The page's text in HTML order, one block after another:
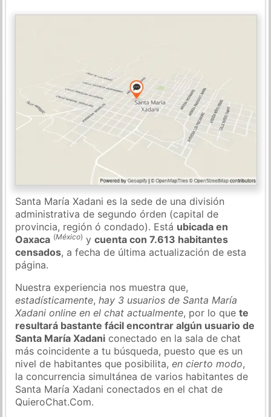
Santa María Xadani es la sede de una división
administrativa de segundo órden (capital de
provincia, región ó condado). Está ubicada en
Oaxaca (México) ycuenta con 7.613 habitantes
censados, a fecha de última actualización de esta
página.
Nuestra experiencia nos muestra que,
estadísticamente,hay 3 usuarios de Santa María
Xadani online en el chat actualmente, por lo quete
resultará bastante fácil encontrar algún usuario de
Santa María Xadani conectado en la sala de chat
más coincidente a tu búsqueda, puesto que es un
nivel de habitantes que posibilita,en cierto modo,
la concurrencia simultánea de varios habitantes de
Santa María Xadani conectados en el chat de
QuieroChat.Com.